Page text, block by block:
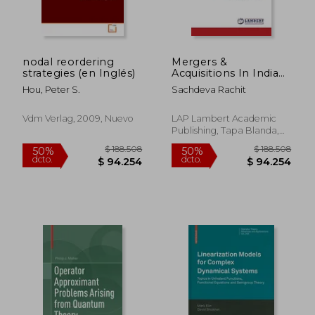
dcto. $ 116.827 dcto. $
nodal reordering
strategies (en Inglés)
Hou, Peter S.
Vdm Verlag, 2009, Nuevo
Mergers &
Acquisitions In Indian
Banking Sector
Sachdeva Rachit
LAP Lambert Academic
Publishing, Tapa Blanda,
Nuevo